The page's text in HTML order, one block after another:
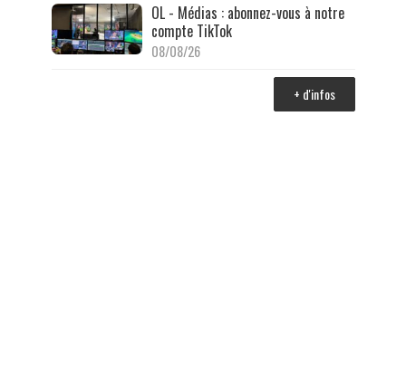
OL - Médias : abonnez-vous à notre
compte TikTok
08/08/26
+ d'infos